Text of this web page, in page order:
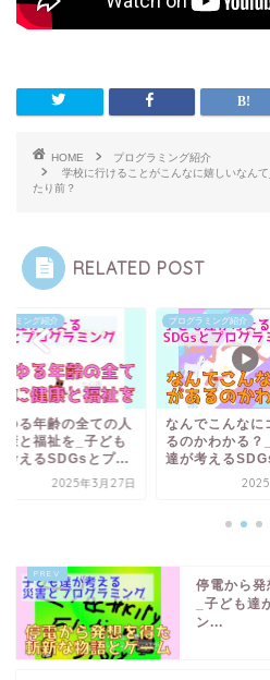
HOME
プログラミング紹介
学校に行けることがこんなに嬉しいなん
たり前？
RELATED POST
ラミング紹介
ゆる年齢の全ての人
康と福祉を_子ども
考えるSDGsとプ...
2025年3月27日
プログラミング紹介
なんでこんなに
るのかわかる？
達が考える
停電から
_子ども達
ン...